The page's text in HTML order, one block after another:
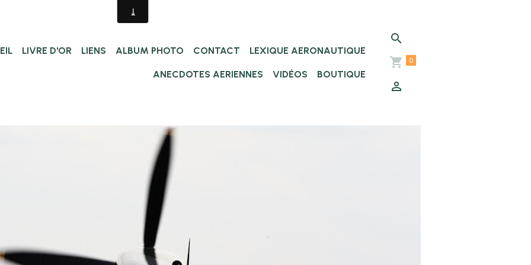
LIVRE D'OR LIENS ALBUM PHOTO CONTACT LEXIQUE AERONAUTIQUE
ANECDOTES AERIENNES VIDÉOS BOUTIQUE
0